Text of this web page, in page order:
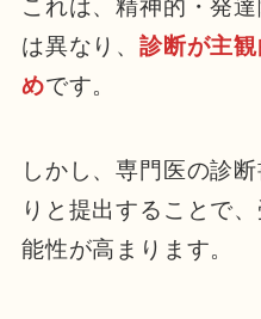
これは、精神的・発
は異なり、 診断が主
めです。
しかし、専門医の診
りと提出することで
能性が高まります。